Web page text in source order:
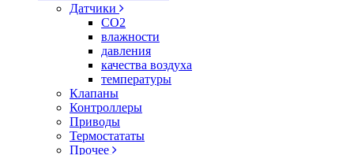
Датчики
CO2
влажности
давления
качества воздуха
температуры
Клапаны
Контроллеры
Приводы
Термостататы
Прочее